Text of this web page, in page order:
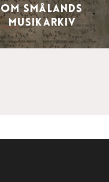
Om Smålands
Musikarkiv